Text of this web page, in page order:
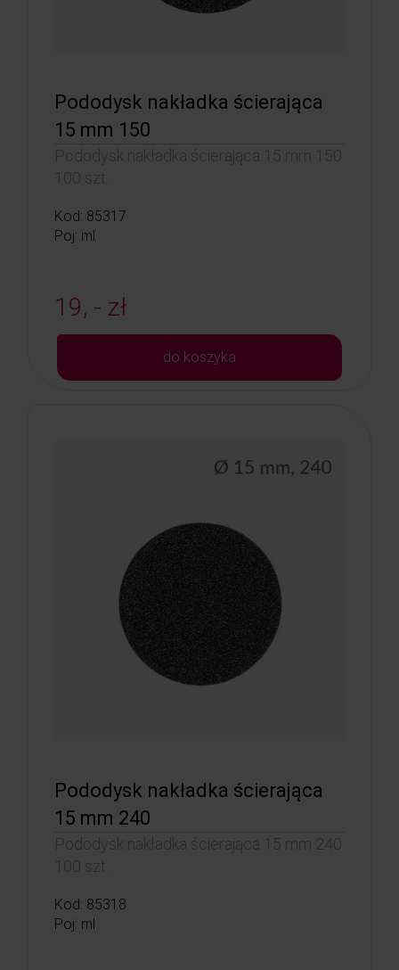
Pododysk nakładka ścierająca
15 mm 150
Pododysk nakładka ścierająca 15 mm 150
100 szt.
Kod: 85317
Poj: ml
19, - zł
do koszyka
Pododysk nakładka ścierająca
15 mm 240
Pododysk nakładka ścierająca 15 mm 240
100 szt.
Kod: 85318
Poj: ml